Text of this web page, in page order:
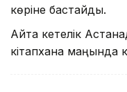
көріне бастайды.
Айта кетелік
кітапхана маңында